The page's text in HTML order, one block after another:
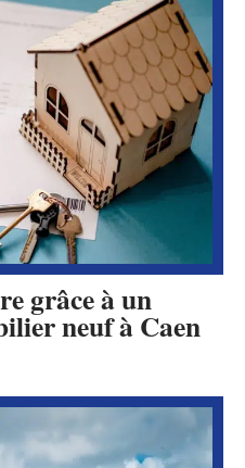
grâce à un
neuf à Caen